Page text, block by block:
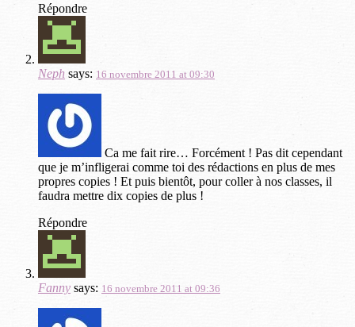
Répondre
Neph says: 16 novembre 2011 at 09:30
Ca me fait rire… Forcément ! Pas dit cependant
que je m’infligerai comme toi des rédactions en plus de mes
propres copies ! Et puis bientôt, pour coller à nos classes, il
faudra mettre dix copies de plus !
Répondre
Fanny says: 16 novembre 2011 at 09:36